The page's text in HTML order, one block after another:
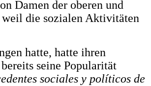
Damen der oberen und
die sozialen Aktivitäten
hatte, hatte ihren
seine Popularität
sociales y políticos de